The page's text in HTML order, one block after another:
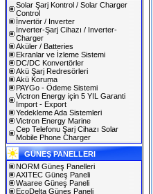
Solar Şarj Kontrol / Solar Charger
Control
İnvertör / Inverter
İnverter-Şarj Cihazı / Inverter-
Charger
Aküler / Batteries
Ekranlar ve İzleme Sistemi
DC/DC Konvertörler
Akü Şarj Redresörleri
Akü Koruma
PAYGo - Ödeme Sistemi
Victron Energy için 5 YIL Garanti
Import - Export
Yedekleme Ada Sistemleri
Victron Energy Marine
Cep Telefonu Şarj Cihazı Solar
Mobile Phone Charger
GÜNEŞ PANELLERI
NORM Güneş Panelleri
AXITEC Güneş Paneli
Waaree Güneş Paneli
EcoDelta Güneş Paneli